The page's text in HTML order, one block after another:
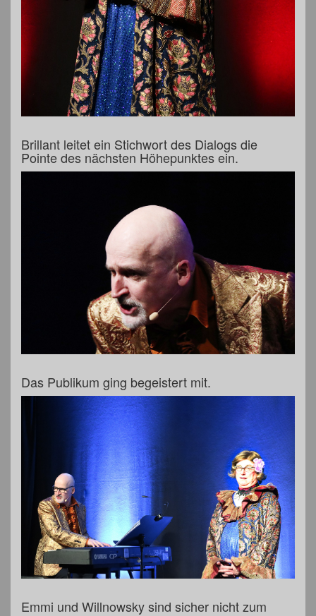
Brillant leitet ein Stichwort des Dialogs die
Pointe des nächsten Höhepunktes ein.
Das Publikum ging begeistert mit.
Emmi und Willnowsky sind sicher nicht zum